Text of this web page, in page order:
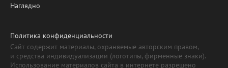
Наглядно
Политика конфиденциальности
Сайт содержит материалы, охраняемые авторским правом,
и средства индивидуализации (логотипы, фирменные знаки).
Использование материалов сайта в интернете разрешено